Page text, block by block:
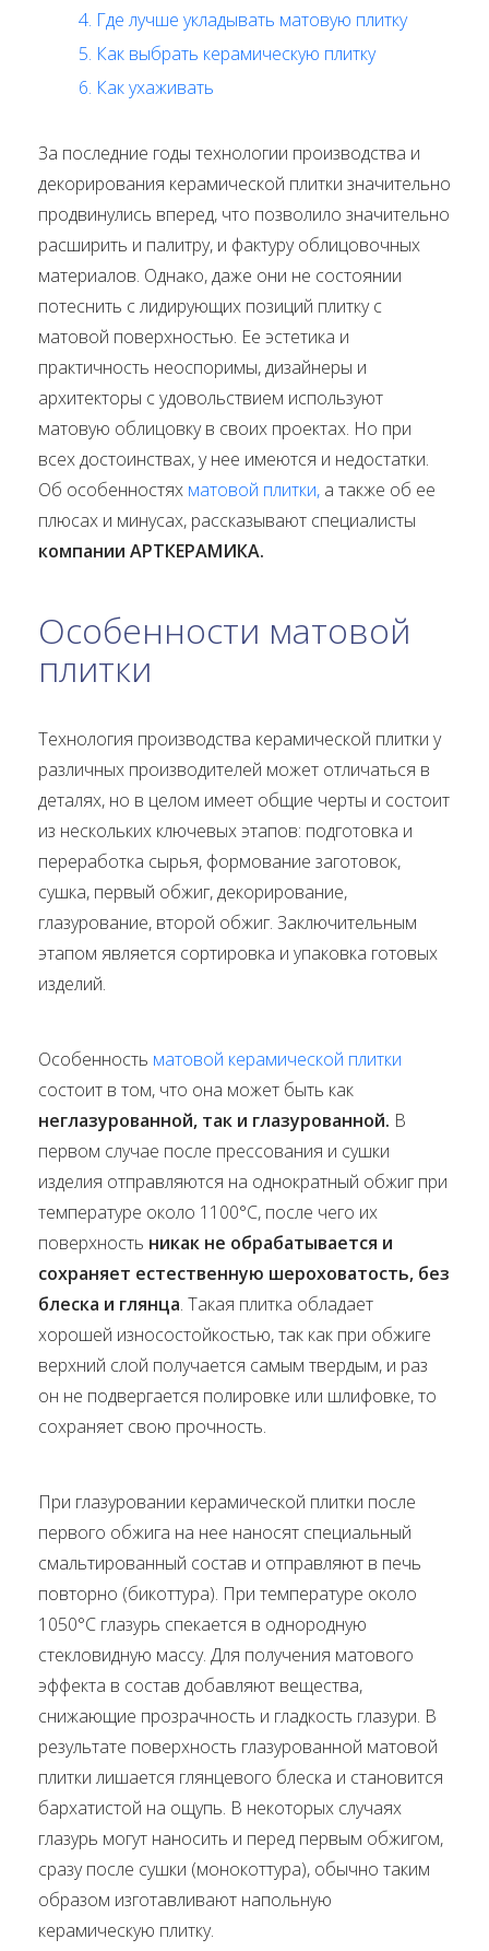
4. Где лучше укладывать матовую плитку
5. Как выбрать керамическую плитку
6. Как ухаживать
За последние годы технологии производства и
декорирования керамической плитки значительно
продвинулись вперед, что позволило значительно
расширить и палитру, и фактуру облицовочных
материалов. Однако, даже они не состоянии
потеснить с лидирующих позиций плитку с
матовой поверхностью. Ее эстетика и
практичность неоспоримы, дизайнеры и
архитекторы с удовольствием используют
матовую облицовку в своих проектах. Но при
всех достоинствах, у нее имеются и недостатки.
Об особенностях матовой плитки, а также об ее
плюсах и минусах, рассказывают специалисты
компании АРТКЕРАМИКА.
Особенности матовой
плитки
Технология производства керамической плитки у
различных производителей может отличаться в
деталях, но в целом имеет общие черты и состоит
из нескольких ключевых этапов: подготовка и
переработка сырья, формование заготовок,
сушка, первый обжиг, декорирование,
глазурование, второй обжиг. Заключительным
этапом является сортировка и упаковка готовых
изделий.
Особенность матовой керамической плитки
состоит в том, что она может быть как
неглазурованной, так и глазурованной. В
первом случае после прессования и сушки
изделия отправляются на однократный обжиг при
температуре около 1100°С, после чего их
поверхность никак не обрабатывается и
сохраняет естественную шероховатость, без
блеска и глянца. Такая плитка обладает
хорошей износостойкостью, так как при обжиге
верхний слой получается самым твердым, и раз
он не подвергается полировке или шлифовке, то
сохраняет свою прочность.
При глазуровании керамической плитки после
первого обжига на нее наносят специальный
смальтированный состав и отправляют в печь
повторно (бикоттура). При температуре около
1050°С глазурь спекается в однородную
стекловидную массу. Для получения матового
эффекта в состав добавляют вещества,
снижающие прозрачность и гладкость глазури. В
результате поверхность глазурованной матовой
плитки лишается глянцевого блеска и становится
бархатистой на ощупь. В некоторых случаях
глазурь могут наносить и перед первым обжигом,
сразу после сушки (монокоттура), обычно таким
образом изготавливают напольную
керамическую плитку.